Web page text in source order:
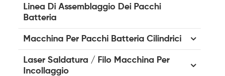
Linea Di Assemblaggio Dei Pacchi
Batteria
Macchina Per Pacchi Batteria Cilindrici
Laser Saldatura / Filo Macchina Per
Incollaggio